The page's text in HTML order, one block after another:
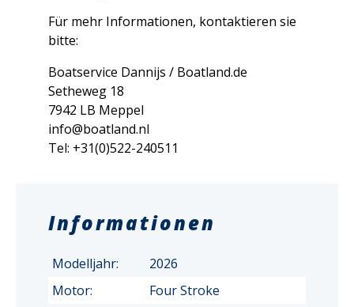
Für mehr Informationen, kontaktieren sie
bitte:
Boatservice Dannijs / Boatland.de
Setheweg 18
7942 LB Meppel
info@boatland.nl
Tel: +31(0)522-240511
Informationen
Modelljahr:
2026
Motor:
Four Stroke